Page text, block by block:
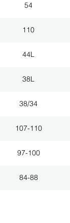
54
110
44L
38L
38/34
107-110
97-100
84-88